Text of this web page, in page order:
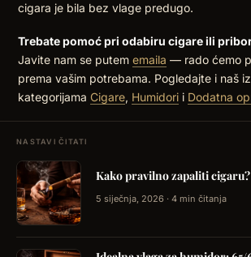
cigara je bila bez vlage predugo.
Trebate pomoć pri odabiru cigare ili
Javite nam se putem emaila — rado ćemo
prema vašim potrebama. Pogledajte i naš
kategorijama Cigare, Humidori i Dodatna
NASTAVI ČITATI
Kako pravilno zapaliti cigaru?
5 siječnja, 2026 · 4 min čitanja